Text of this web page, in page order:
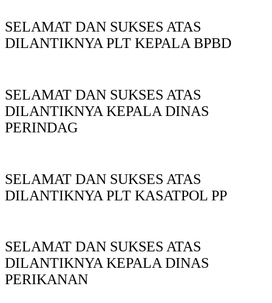
SELAMAT DAN SUKSES ATAS
DILANTIKNYA PLT KEPALA BPBD
SELAMAT DAN SUKSES ATAS
DILANTIKNYA KEPALA DINAS
PERINDAG
SELAMAT DAN SUKSES ATAS
DILANTIKNYA PLT KASATPOL PP
SELAMAT DAN SUKSES ATAS
DILANTIKNYA KEPALA DINAS
PERIKANAN